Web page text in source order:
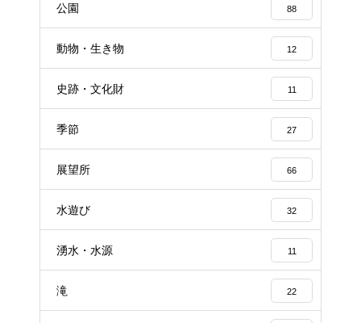
公園 88
動物・生き物 12
史跡・文化財 11
季節 27
展望所 66
水遊び 32
湧水・水源 11
滝 22